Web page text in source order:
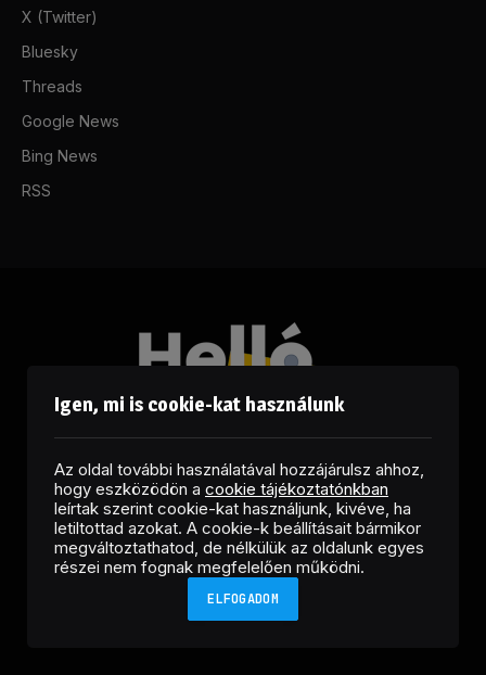
X (Twitter)
Bluesky
Threads
Google News
Bing News
RSS
FacebookLinkedInX
(Twitter)
RSS
Igen, mi is cookie-kat használunk
Az oldal további használatával hozzájárulsz ahhoz,
hogy eszközödön a cookie tájékoztatónkban
leírtak szerint cookie-kat használjunk, kivéve, ha
letiltottad azokat. A cookie-k beállításait bármikor
megváltoztathatod, de nélkülük az oldalunk egyes
részei nem fognak megfelelően működni.
ELFOGADOM